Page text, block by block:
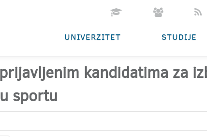
UNIVERZITET STUDIJE
kandidatima za
sportu